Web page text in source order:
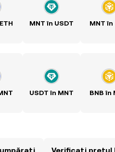
MNT în USDT MNT în
USDT în MNT BNB în